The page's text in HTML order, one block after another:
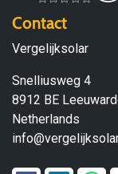
Contact
Vergelijksolar
Snelliusweg 4
8912 BE
Netherlands